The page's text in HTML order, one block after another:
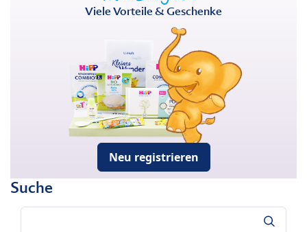
Viele Vorteile & Geschenke
Neu registrieren
Suche